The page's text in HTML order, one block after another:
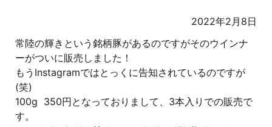
2022年2月8日
常陸の輝きという銘柄豚があるのですがそのウインナ
ーがついに販売しました！
もうInstagramではとっくに告知されているのですが
(笑)
100g 350円となっておりまして、3本入りでの販売で
す。